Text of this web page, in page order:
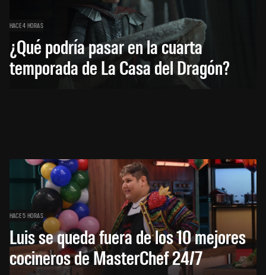
HACE 4 HORAS
¿Qué podría pasar en la cuarta
temporada de La Casa del Dragón?
HACE 5 HORAS
Luis se queda fuera de los 10 mejores
cocineros de MasterChef 24/7